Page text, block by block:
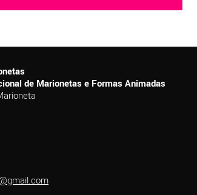
de Marionetas e Formas Animadas